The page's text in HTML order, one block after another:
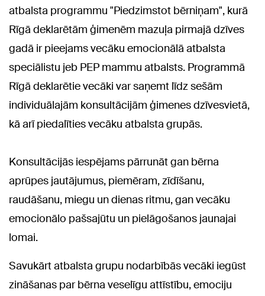
atbalsta programmu "Piedzimstot bērniņam", kurā
Rīgā deklarētām ģimenēm mazuļa pirmajā dzīves
gadā ir pieejams vecāku emocionālā atbalsta
speciālistu jeb PEP mammu atbalsts. Programmā
Rīgā deklarētie vecāki var saņemt līdz sešām
individuālajām konsultācijām ģimenes dzīvesvietā,
kā arī piedalīties vecāku atbalsta grupās.
Konsultācijās iespējams pārrunāt gan bērna
aprūpes jautājumus, piemēram, zīdīšanu,
raudāšanu, miegu un dienas ritmu, gan vecāku
emocionālo pašsajūtu un pielāgošanos jaunajai
lomai.
Savukārt atbalsta grupu nodarbībās vecāki iegūst
zināšanas par bērna veselīgu attīstību, emociju